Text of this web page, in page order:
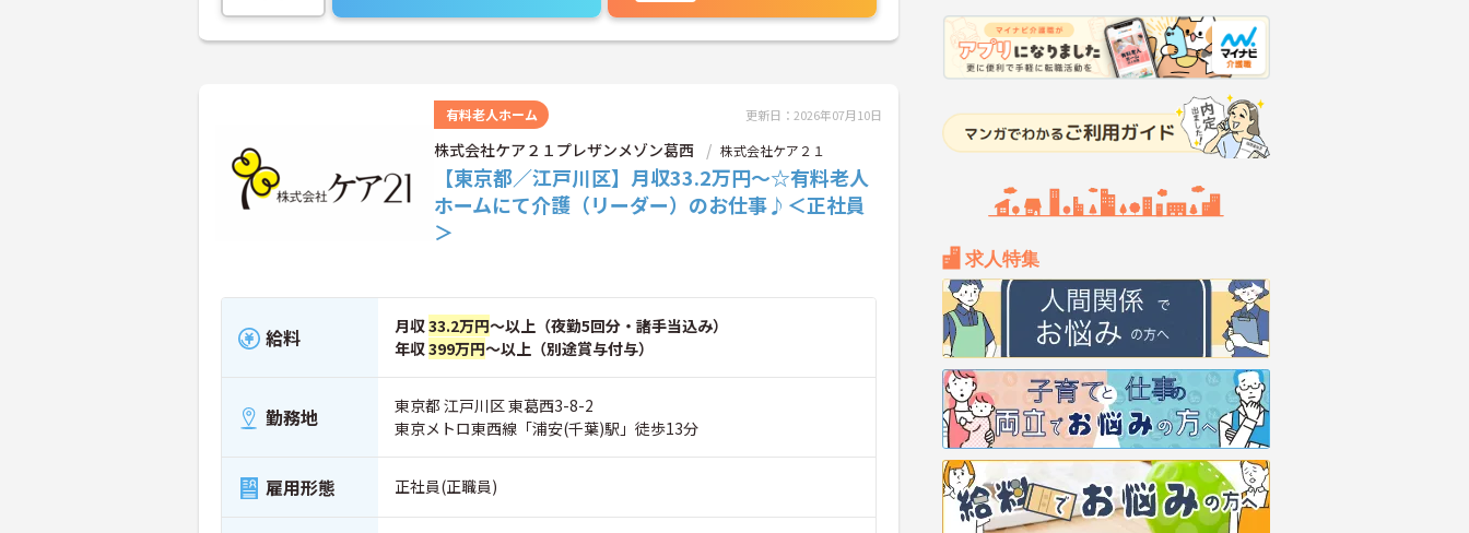
求人特集
有料老人ホーム 更新日：2026年07月10日
株式会社ケア２１プレザンメゾン葛西 株式会社ケア２１
【東京都／江戸川区】月収33.2万円～☆有料老人
ホームにて介護（リーダー）のお仕事♪＜正社員
＞
給料 月収33.2万円～以上（夜勤5回分・諸手当込み）
年収399万円～以上（別途賞与付与）
勤務地
東京都 江戸川区 東葛西3-8-2
東京メトロ東西線「浦安(千葉)駅」徒歩13分
雇用形態 正社員(正職員)